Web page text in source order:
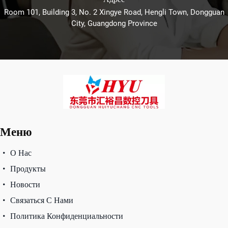
Room 101, Building 3, No. 2 Xingye Road, Hengli Town, Dongguan
City, Guangdong Province
Меню
О Нас
Продукты
Новости
Связаться С Нами
Политика Конфиденциальности